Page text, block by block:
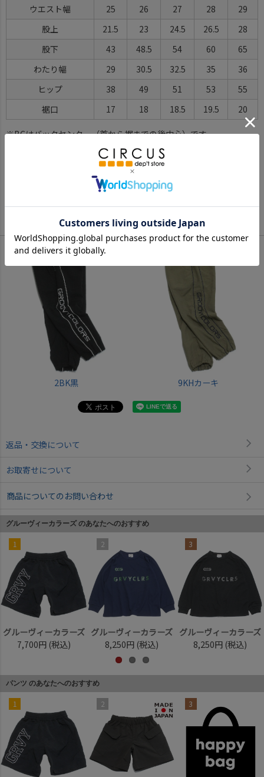
ウエスト幅 25 26 27 28
29
股上
21.5 23 24.5 26.5
28
股下
43 48.5 54 60
65
わたり幅
29 30.5 32.5 35
36
ヒップ
38 49 51 53
55
裾口
17 18 18.5 19.5 20
※BCはバックセンター（首から裾までの後中心）です。
※SNPはサイドネックポイント（肩から裾までの直線で計測した長
サイズ詳細について
2BK黒 9KHカーキ
返品・交換について
お取寄せについて
商品についてのお問い合わせ
グルーヴィーカラーズ のあなたへのおすすめ
1
グルーヴィーカラーズ
7,700円 (税込)
2
グルーヴィーカラーズ
8,250円 (税込)
3
グルーヴィーカラーズ
8,250円 (税込)
パンツ のあなたへのおすすめ
1 2 3